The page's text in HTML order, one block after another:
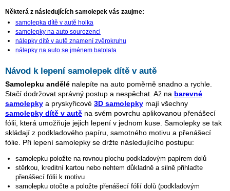
Některá z následujících samolepek vás zaujme:
samolepka dítě v autě holka
samolepky na auto sourozenci
nálepky dítě v autě znamení zvěrokruhu
nálepky na auto se jménem batolata
Návod k lepení samolepek dítě v autě
Samolepku andělé nalepíte na auto poměrně snadno a rychle.
Stačí dodržovat správný postup a nespěchat. Až na barevné
samolepky a pryskyřicové 3D samolepky mají všechny
samolepky dítě v autě na svém povrchu aplikovanou přenášecí
fólii, která umožňuje jejich lepení v jednom kuse. Samolepky se tak
skládají z podkladového papíru, samotného motivu a přenášecí
fólie. Při lepení samolepky se držte následujícího postupu:
samolepku položte na rovnou plochu podkladovým papírem dolů
stěrkou, kreditní kartou nebo nehtem důkladně a silně přihlaďte
přenášecí fólii k motivu
samolepku otočte a položte přenášecí fólií dolů (podkladovým